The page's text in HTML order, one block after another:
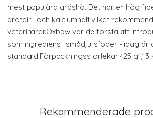
mest populära gräshö. Det har en hög
protein- och kalciumhalt vilket
veterinärer.Oxbow var de första att
som ingrediens i smådjursfoder - idag är
standard!Förpackningsstorlekar:425 g1,13
Rekommenderade